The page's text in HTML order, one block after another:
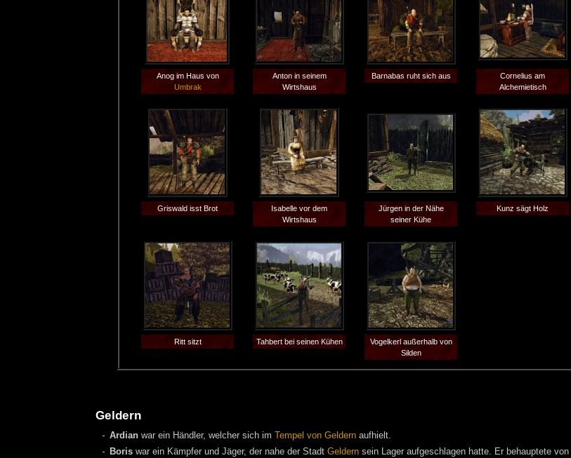
Anog im Haus von
Umbrak
Anton in seinem
Wirtshaus
Barnabas ruht sich aus
Cornelius am
Alchemietisch
Griswald isst Brot
Isabelle vor dem
Wirtshaus
Jürgen in der Nähe
seiner Kühe
Kunz sägt Holz
Ritt sitzt Tahbert bei seinen Kühen
Vogelkerl außerhalb von
Silden
Geldern
Ardian war ein Händler, welcher sich im Tempel von Geldern aufhielt.
Boris war ein Kämpfer und Jäger, der nahe der Stadt Geldern sein Lager aufgeschlagen hatte. Er behauptete